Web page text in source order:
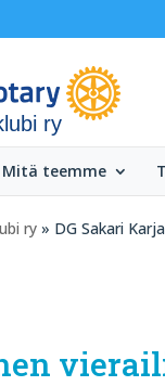
ry
Mitä teemme
ry » DG Sakari